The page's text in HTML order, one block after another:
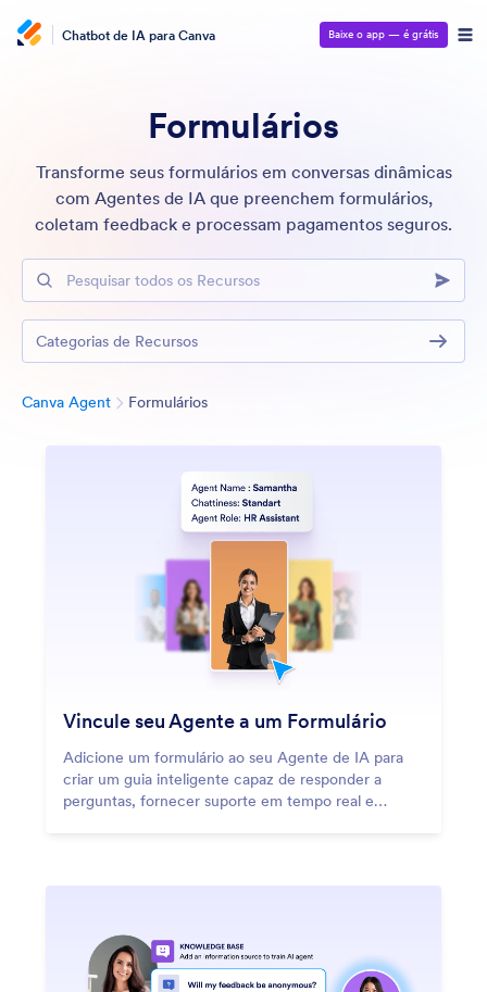
Chatbot de IA para Canva Baixe o app — é grátis
Formulários
Transforme seus formulários em conversas dinâmicas
com Agentes de IA que preenchem formulários,
coletam feedback e processam pagamentos seguros.
Pesquisar todos os Recursos
Canva Agent FormuláriosCategoria
Vincule seu Agente a um Formulário
Adicione um formulário ao seu Agente de IA para
criar um guia inteligente capaz de responder a
perguntas, fornecer suporte em tempo real e
Categorias de Recursos